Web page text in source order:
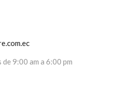
de 9:00 am a 6:00 pm